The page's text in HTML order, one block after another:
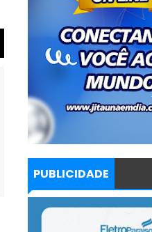
PUBLICIDADE